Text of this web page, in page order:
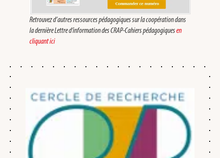
Retrouvez d’autres ressources pédagogiques sur la coopération dans
la dernière Lettre d’information des CRAP-Cahiers pédagogiquesen
cliquant ici